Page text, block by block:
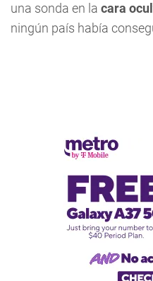
una sonda en la cara
ningún país había